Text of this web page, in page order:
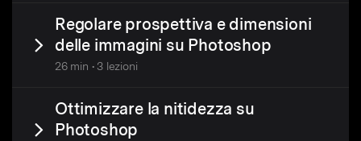
Regolare prospettiva e dimensioni
delle immagini su Photoshop
26 min • 3 lezioni
Ottimizzare la nitidezza su
Photoshop